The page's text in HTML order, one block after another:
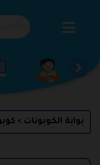
بوابة الكوبونات >